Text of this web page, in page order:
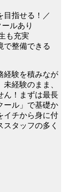
目指せる！／
ルあり
も充実
整備できる
経験を積みなが
経験のまま、
ん！まずは最長
ール」で基礎か
イチから身に付
タッフの多く